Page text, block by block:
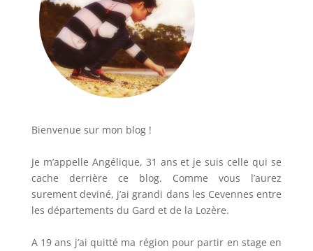
Bienvenue sur mon blog !
Je m’appelle Angélique, 31 ans et je suis celle qui se
cache derrière ce blog. Comme vous l’aurez
surement deviné, j’ai grandi dans les Cevennes entre
les départements du Gard et de la Lozère.
A 19 ans j’ai quitté ma région pour partir en stage en